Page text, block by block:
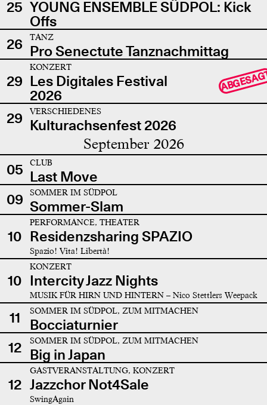
25 YOUNG ENSEMBLE SÜDPOL: Kick
Offs
26
TANZ
Pro Senectute Tanznachmittag
29
KONZERT
Les Digitales Festival
2026
29 VERSCHIEDENES
Kulturachsenfest 2026
September 2026
05 CLUB
Last Move
09
SOMMER IM SÜDPOL
Sommer-Slam
10
PERFORMANCE, THEATER
Residenzsharing SPAZIO
Spazio! Vita! Libertà!
10
KONZERT
Intercity Jazz Nights
MUSIK FÜR HIRN UND HINTERN – Nico Stettlers Weepack
11 SOMMER IM SÜDPOL, ZUM MITMACHEN
Bocciaturnier
12
SOMMER IM SÜDPOL, ZUM MITMACHEN
Big in Japan
12
GASTVERANSTALTUNG, KONZERT
Jazzchor Not4Sale
SwingAgain